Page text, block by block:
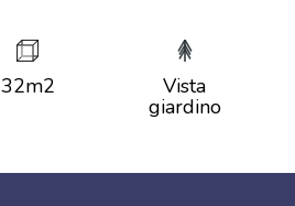
32m2 Vista
giardino